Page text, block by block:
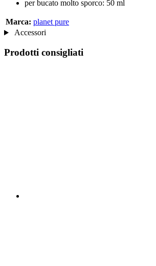
per bucato molto sporco: 50 ml
Marca: planet pure
Accessori
Prodotti consigliati